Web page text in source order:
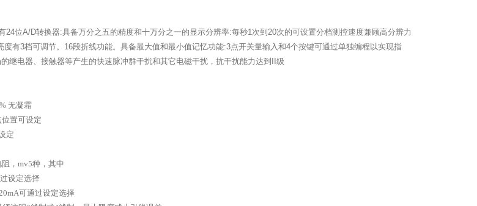
24位A/D转换器:具备万分之五的精度和十万分之一的显示分辨率:每秒1次到 20次的可设置分档测控速度兼顾高分辨力
度有3档可调节。 16段折线功能。具备最大值和最小值记忆功能:3点开关量输入和4个按键可通过单独编程以实现指
继电器、接触器等产生的快速脉冲群干扰和其它电磁干扰，抗干扰能力达到
级
无凝霜
位置可设定
定
， mv5种，其中
设定选择
可通过设定选择